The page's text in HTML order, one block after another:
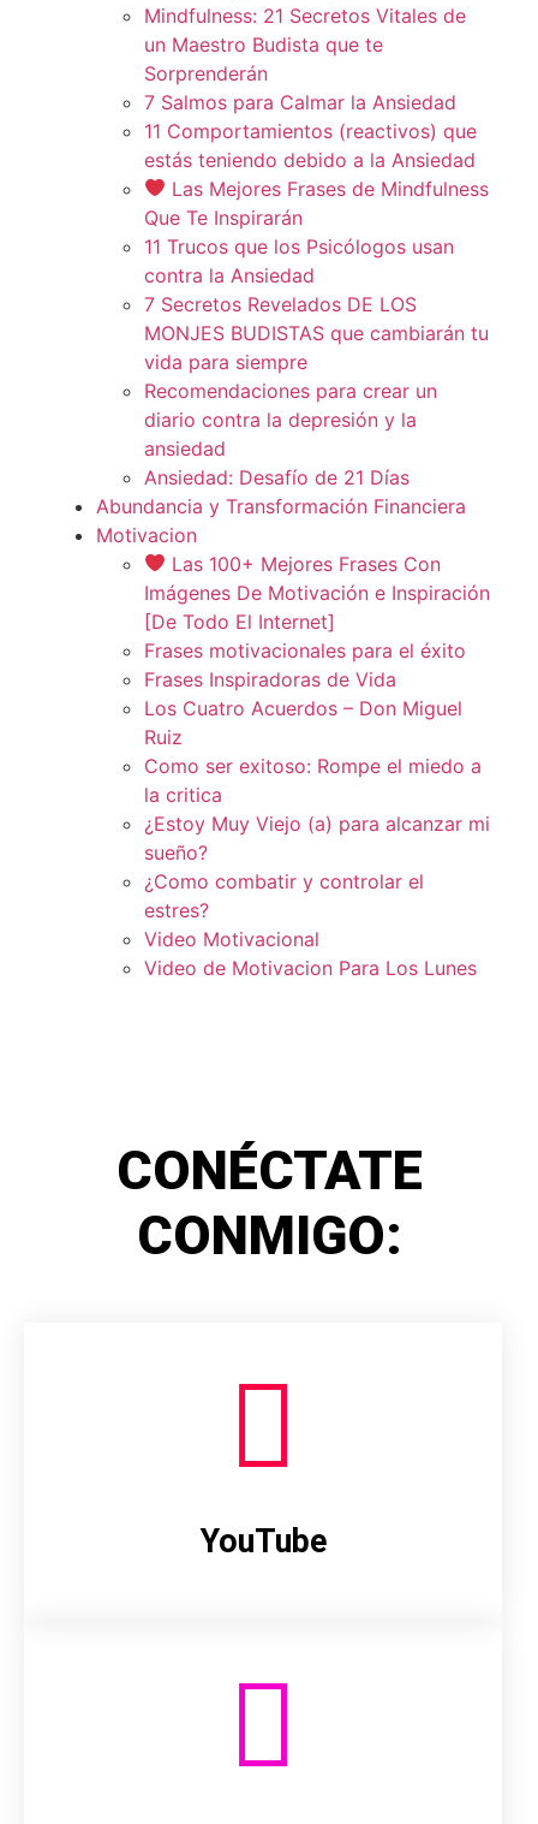
Mindfulness: 21 Secretos Vitales de
un Maestro Budista que te
Sorprenderán
7 Salmos para Calmar la Ansiedad
11 Comportamientos (reactivos) que
estás teniendo debido a la Ansiedad
Las Mejores Frases de Mindfulness
Que Te Inspirarán
11 Trucos que los Psicólogos usan
contra la Ansiedad
7 Secretos Revelados DE LOS
MONJES BUDISTAS que cambiarán tu
vida para siempre
Recomendaciones para crear un
diario contra la depresión y la
ansiedad
Ansiedad: Desafío de 21 Días
Abundancia y Transformación Financiera
Motivacion
Las 100+ Mejores Frases Con
Imágenes De Motivación e Inspiración
[De Todo El Internet]
Frases motivacionales para el éxito
Frases Inspiradoras de Vida
Los Cuatro Acuerdos – Don Miguel
Ruiz
Como ser exitoso: Rompe el miedo a
la critica
¿Estoy Muy Viejo (a) para alcanzar mi
sueño?
¿Como combatir y controlar el
estres?
Video Motivacional
Video de Motivacion Para Los Lunes
CONÉCTATE
CONMIGO:
YouTube